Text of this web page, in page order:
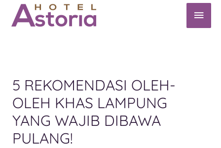
5 REKOMENDASI OLEH-
OLEH KHAS LAMPUNG
YANG WAJIB DIBAWA
PULANG!